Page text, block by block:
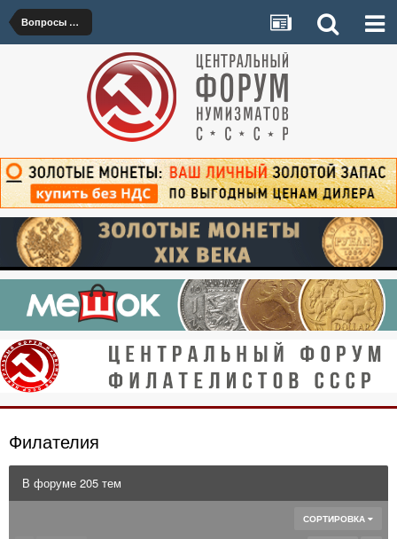
Вопросы про НЕ монеты
Филателия
В форуме 205 тем
СОРТИРОВКА